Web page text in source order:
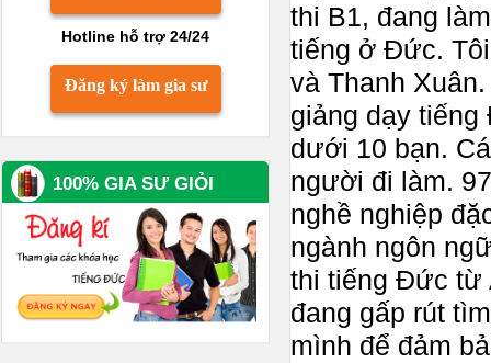
thi B1, đang
tiếng ở Đức.
và Thanh
giảng dạy
dưới 10 bạn.
người đi làm.
nghề nghiệp
ngành ngôn
thi tiếng Đức từ
đang gấp rút
mình để đảm
Hotline hỗ trợ 24/24
Đăng ký làm gia sư
100% GIA SƯ GIỎI